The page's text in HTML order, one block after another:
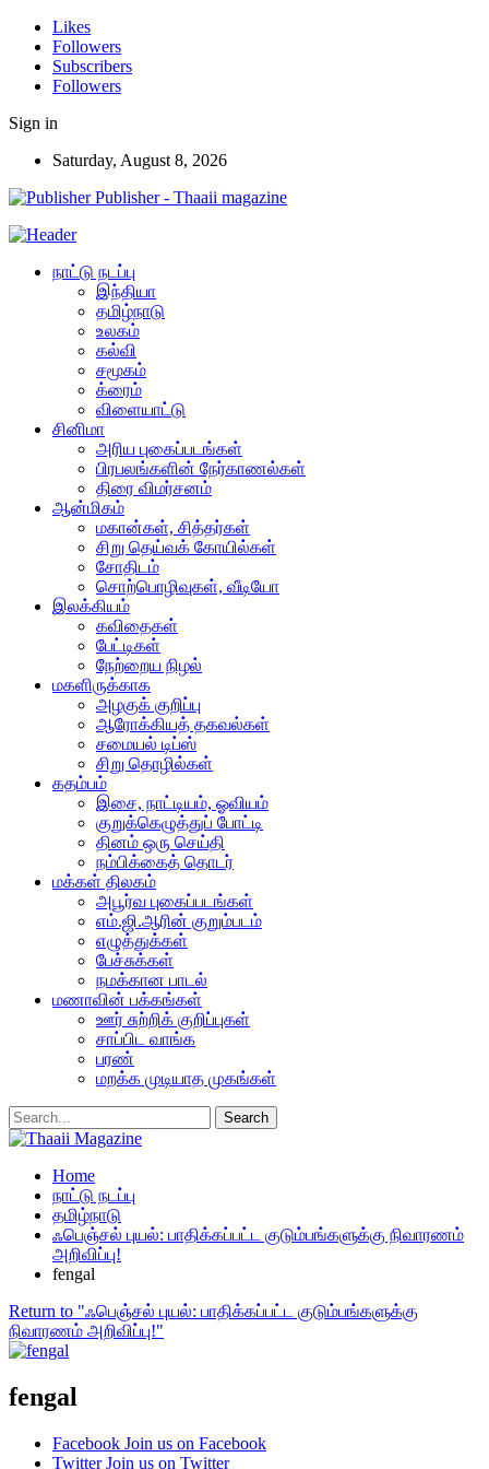
Likes
Followers
Subscribers
Followers
Sign in
Saturday, August 8, 2026
Publisher - Thaaii magazine
நாட்டு நடப்பு
இந்தியா
தமிழ்நாடு
உலகம்
கல்வி
சமூகம்
க்ரைம்
விளையாட்டு
சினிமா
அரிய புகைப்படங்கள்
பிரபலங்களின் நேர்காணல்கள்
திரை விமர்சனம்
ஆன்மிகம்
மகான்கள், சித்தர்கள்
சிறு தெய்வக் கோயில்கள்
சோதிடம்
சொற்பொழிவுகள், வீடியோ
இலக்கியம்
கவிதைகள்
பேட்டிகள்
நேற்றைய நிழல்
மகளிருக்காக
அழகுக் குறிப்பு
ஆரோக்கியத் தகவல்கள்
சமையல் டிப்ஸ்
சிறு தொழில்கள்
கதம்பம்
இசை, நாட்டியம், ஓவியம்
குறுக்கெழுத்துப் போட்டி
தினம் ஒரு செய்தி
நம்பிக்கைத் தொடர்
மக்கள் திலகம்
அபூர்வ புகைப்படங்கள்
எம்.ஜி.ஆரின் குறும்படம்
எழுத்துக்கள்
பேச்சுக்கள்
நமக்கான பாடல்
மணாவின் பக்கங்கள்
ஊர் சுற்றிக் குறிப்புகள்
சாப்பிட வாங்க
பரண்
மறக்க முடியாத முகங்கள்
Home
நாட்டு நடப்பு
தமிழ்நாடு
ஃபெஞ்சல் புயல்: பாதிக்கப்பட்ட குடும்பங்களுக்கு நிவாரணம்
அறிவிப்பு!
fengal
Return to "ஃபெஞ்சல் புயல்: பாதிக்கப்பட்ட குடும்பங்களுக்கு
நிவாரணம் அறிவிப்பு!"
fengal
Facebook Join us on Facebook
Twitter Join us on Twitter